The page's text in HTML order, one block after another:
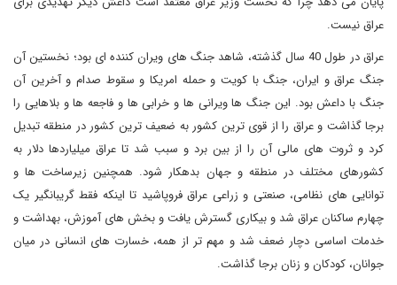
عراق نیست.
عراق در طول 40 سال گذشته، شاهد جنگ های ویران کننده ای بود؛ نخستین آن
جنگ عراق و ایران، جنگ با کویت و حمله امریکا و سقوط صدام و آخرین آن
جنگ با داعش بود. این جنگ ها ویرانی ها و خرابی ها و فاجعه ها و بلاهایی را
برجا گذاشت و عراق را از قوی ترین کشور به ضعیف ترین کشور در منطقه تبدیل
کرد و ثروت های مالی آن را از بین برد و سبب شد تا عراق میلیاردها دلار به
کشورهای مختلف در منطقه و جهان بدهکار شود. همچنین زیرساخت ها و
توانایی های نظامی، صنعتی و زراعی عراق فروپاشید تا اینکه فقط گریبانگیر یک
چهارم ساکنان عراق شد و بیکاری گسترش یافت و بخش های آموزش، بهداشت و
خدمات اساسی دچار ضعف شد و مهم تر از همه، خسارت های انسانی در میان
جوانان، کودکان و زنان برجا گذاشت.